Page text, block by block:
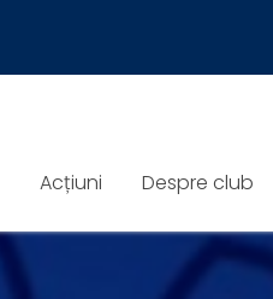
Acțiuni Despre club